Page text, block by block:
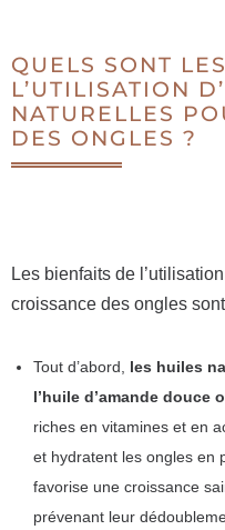
QUELS SONT
L’UTILISATION
NATURELLES
DES ONGLES ?
Les bienfaits de
croissance des ongles
Tout d’abord,
les huiles
l’huile d’amande douce
riches en vitamines et en
et hydratent les ongles en
favorise une croissance
prévenant leur